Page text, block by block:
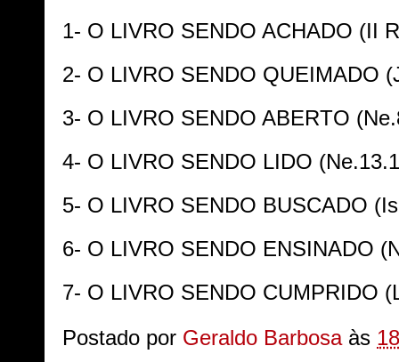
1- O LIVRO SENDO ACHADO (II
2- O LIVRO SENDO QUEIMADO
3- O LIVRO SENDO ABERTO
4- O LIVRO SENDO LIDO
5- O LIVRO SENDO BUSCADO
6- O LIVRO SENDO ENSINADO
7- O LIVRO SENDO CUMPRIDO
Postado por Geraldo Barbosa às